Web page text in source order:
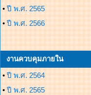
• ปี พ.ศ. 2565
• ปี พ.ศ. 2566
งานควบคุมภายใน
• ปี พ.ศ. 2564
• ปี พ.ศ. 2565